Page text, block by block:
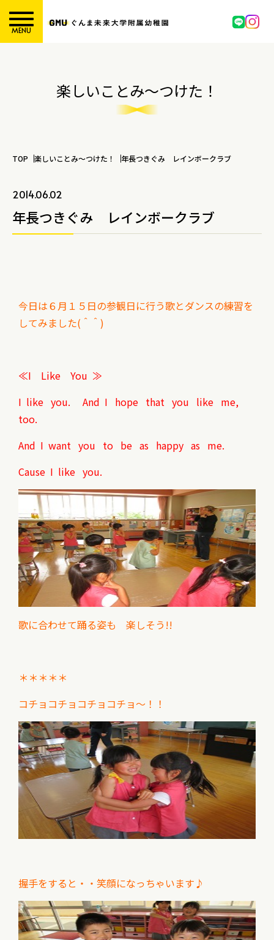
MENU
楽しいことみ～つけた！
TOP 楽しいことみ～つけた！ 年長つきぐみ レインボークラブ
2014.06.02
年長つきぐみ レインボークラブ
今日は６月１５日の参観日に行う歌とダンスの練習を
してみました(＾＾)
≪I Like You ≫
I like you. And I hope that you like me,
too.
And I want you to be as happy as me.
Cause I like you.
歌に合わせて踊る姿も 楽しそう!!
＊＊＊＊＊
コチョコチョコチョコチョ～！！
握手をすると・・笑顔になっちゃいます♪